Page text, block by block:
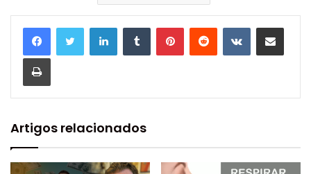
Artigos relacionados